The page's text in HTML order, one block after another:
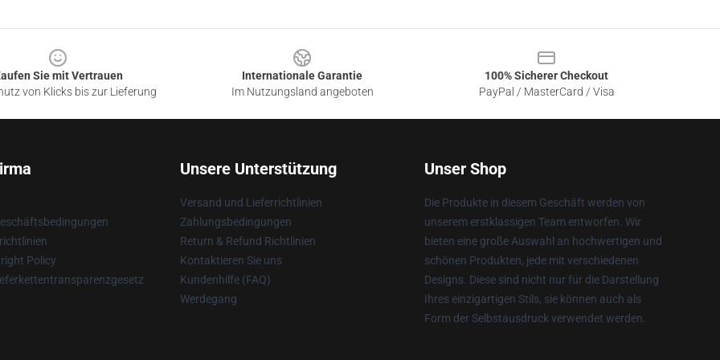
Sie mit Vertrauen
von Klicks bis zur Lieferung
Internationale Garantie
Im Nutzungsland angeboten
100% Sicherer Checkout
PayPal / MasterCard / Visa
Policy
Unsere Unterstützung
Versand und Lieferrichtlinien
Zahlungsbedingungen
Return & Refund Richtlinien
Kontaktieren Sie uns
Kundenhilfe (FAQ)
Werdegang
Unser Shop
Die Produkte in diesem Geschäft werden von
unserem erstklassigen Team entworfen. Wir
bieten eine große Auswahl an hochwertigen und
schönen Produkten, jede mit verschiedenen
Designs. Diese sind nicht nur für die Darstellung
Ihres einzigartigen Stils, sie können auch als
Form der Selbstausdruck verwendet werden.